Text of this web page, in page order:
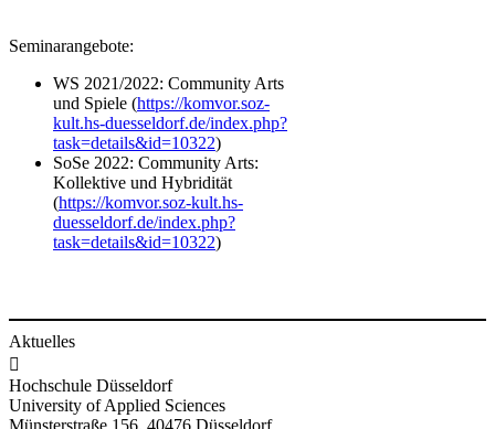
Seminarangebote:
WS 2021/2022: Community Arts
und Spiele (https://komvor.soz-
kult.hs-duesseldorf.de/index.php?
task=details&id=10322)
SoSe 2022: Community Arts:
Kollektive und Hybridität
(https://komvor.soz-kult.hs-
duesseldorf.de/index.php?
task=details&id=10322​)
Aktuelles

Hochschule Düsseldorf
University of Applied Sciences